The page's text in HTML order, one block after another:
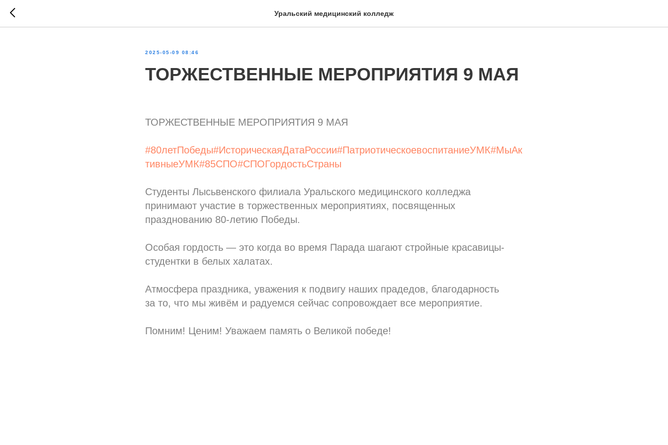
Уральский медицинский колледж
2025-05-09 08:46
ТОРЖЕСТВЕННЫЕ МЕРОПРИЯТИЯ 9 МАЯ
ТОРЖЕСТВЕННЫЕ МЕРОПРИЯТИЯ 9 МАЯ
#80летПобеды#ИсторическаяДатаРоссии#ПатриотическоевоспитаниеУМК#МыАк
тивныеУМК#85СПО#СПОГордостьСтраны
Студенты Лысьвенского филиала Уральского медицинского колледжа
принимают участие в торжественных мероприятиях, посвященных
празднованию 80-летию Победы.
Особая гордость — это когда во время Парада шагают стройные красавицы-
студентки в белых халатах.
Атмосфера праздника, уважения к подвигу наших прадедов, благодарность
за то, что мы живём и радуемся сейчас сопровождает все мероприятие.
Помним! Ценим! Уважаем память о Великой победе!